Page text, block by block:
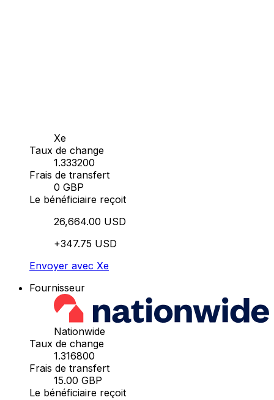
Xe
Taux de change
1.333200
Frais de transfert
0 GBP
Le bénéficiaire reçoit
26,664.00 USD
+347.75 USD
Envoyer avec Xe
Fournisseur
Nationwide
Taux de change
1.316800
Frais de transfert
15.00 GBP
Le bénéficiaire reçoit